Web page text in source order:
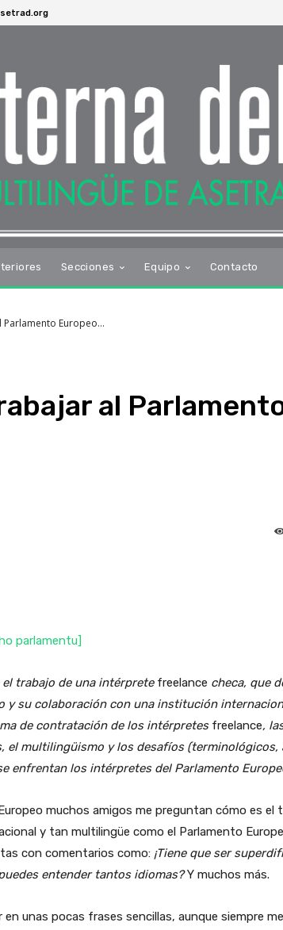
Secciones Equipo Contacto
Parlamento Europeo…
al
parlamentu]
trabajo de una intérprete freelance checa, que
y su colaboración con una institución
de contratación de los intérpretes freelance,
el multilingüismo y los desafíos (terminológicos,
enfrentan los intérpretes del Parlamento
muchos amigos me preguntan cómo es el
y tan multilingüe como el Parlamento
con comentarios como: ¡Tiene que ser
entender tantos idiomas?Y muchos más.
unas pocas frases sencillas, aunque siempre